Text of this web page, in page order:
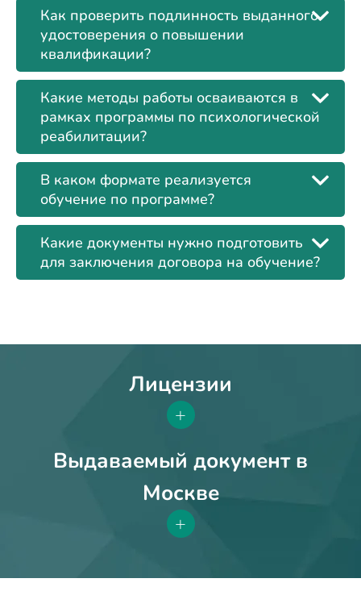
Как проверить подлинность выданного
удостоверения о повышении
квалификации?
Какие методы работы осваиваются в
рамках программы по психологической
реабилитации?
В каком формате реализуется
обучение по программе?
Какие документы нужно подготовить
для заключения договора на обучение?
Лицензии
+
Выдаваемый документ в
Москве
+